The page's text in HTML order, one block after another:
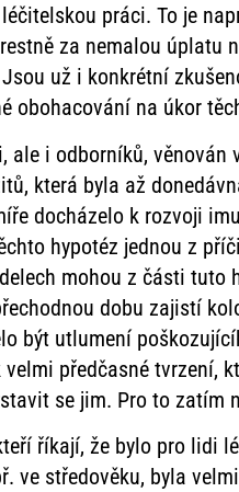
práci. To je
za nemalou úplatu
už i konkrétní
obohacování na úkor
ale i odborníků,
která byla až
docházelo k rozvoji
hypotéz jednou z
mohou z části
dobu zajistí
být utlumení
předčasné tvrzení,
se jim. Pro to zatím
říkají, že bylo pro lidi
ve středověku, byla